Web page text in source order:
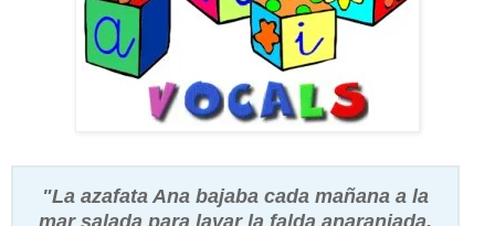
"La azafata Ana bajaba cada mañana a la
mar salada para lavar la falda anaranjada.